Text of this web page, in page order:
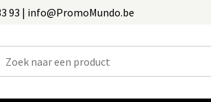
93 | info@PromoMundo.be